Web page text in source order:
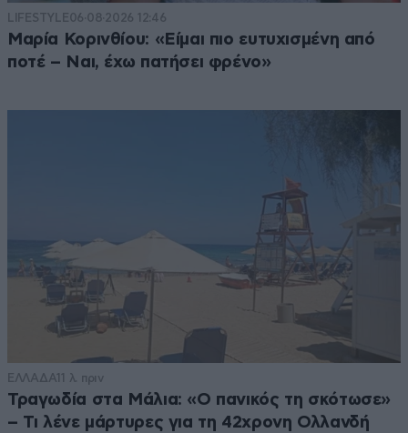
LIFESTYLE06·08·2026 12:46
Μαρία Κορινθίου: «Είμαι πιο ευτυχισμένη από
ποτέ – Ναι, έχω πατήσει φρένο»
ΕΛΛΑΔΑ11 λ. πριν
Τραγωδία στα Μάλια: «Ο πανικός τη σκότωσε»
– Τι λένε μάρτυρες για τη 42χρονη Ολλανδή